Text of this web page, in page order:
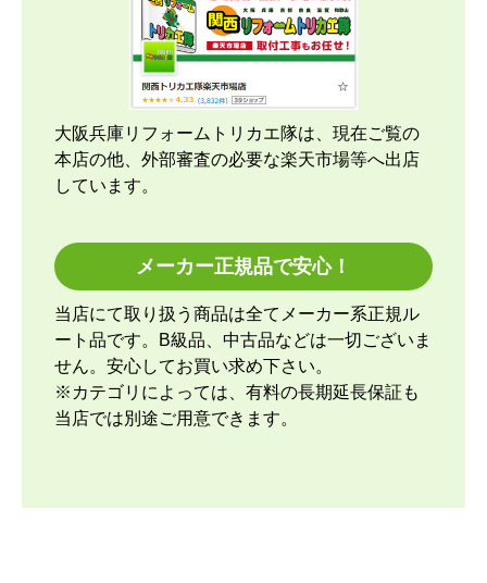
【このショップを選んだ理由は？運営会社が割と近
くにあり、金額と価格.comの評価で決めました。
【注文からどのくらいで届きましたか？】
約2週間ですが、取付もお願いしたのでこの位の納
期になりました。
取付当日の午前中に1回、取付開始時間前に1回工事
スタッフさんから連絡して頂きました。取付け開始
前にも丁寧な説明があり、取付けている最中も細か
い箇所まで確認をしながら進めてくれて、古いエア
コンの取外しと回収に関しても資料を見せながら説
明して貰ったので納得できました。良いスタッフさ
んに来て貰ったと思っています。エアコンなのでし
ばらく取り換える事はないですが、次にエアコンを
大阪兵庫リフォームトリカエ隊は、現在ご覧の
本店の他、外部審査の必要な楽天市場等へ出店
しています。
メーカー正規品で安心！
当店にて取り扱う商品は全てメーカー系正規ル
ート品です。B級品、中古品などは一切ございま
せん。安心してお買い求め下さい。
※カテゴリによっては、有料の長期延長保証も
当店では別途ご用意できます。